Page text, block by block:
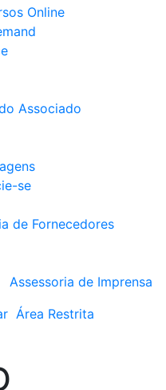
Online
Associado
se
de Fornecedores
Assessoria de Imprensa
Área Restrita